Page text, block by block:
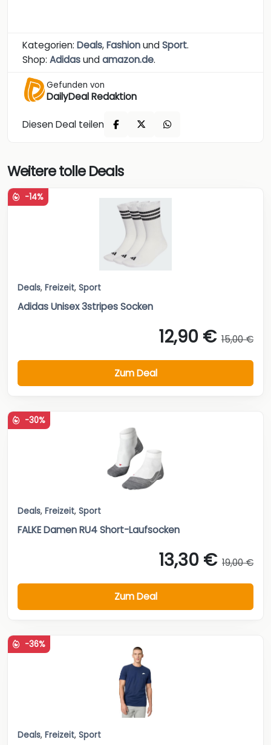
Kategorien: Deals,FashionundSport.
Shop: Adidasundamazon.de.
Gefunden von
DailyDeal Redaktion
Diesen Deal teilen
Weitere tolle Deals
-14%
Deals, Freizeit, Sport
Adidas Unisex 3stripes Socken
12,90 € 15,00 €
Zum Deal
-30%
Deals, Freizeit, Sport
FALKE Damen RU4 Short-Laufsocken
13,30 € 19,00 €
Zum Deal
-36%
Deals, Freizeit, Sport